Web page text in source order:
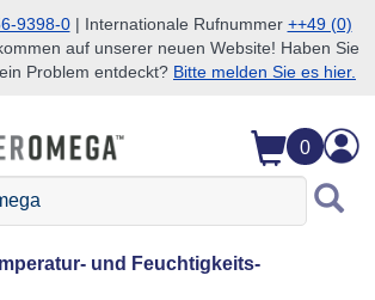
9398-0| Internationale Rufnummer ++49 (0)
auf unserer neuen Website! Haben Sie
Problem entdeckt? Bitte melden Sie es hier.
0
und Feuchtigkeits-